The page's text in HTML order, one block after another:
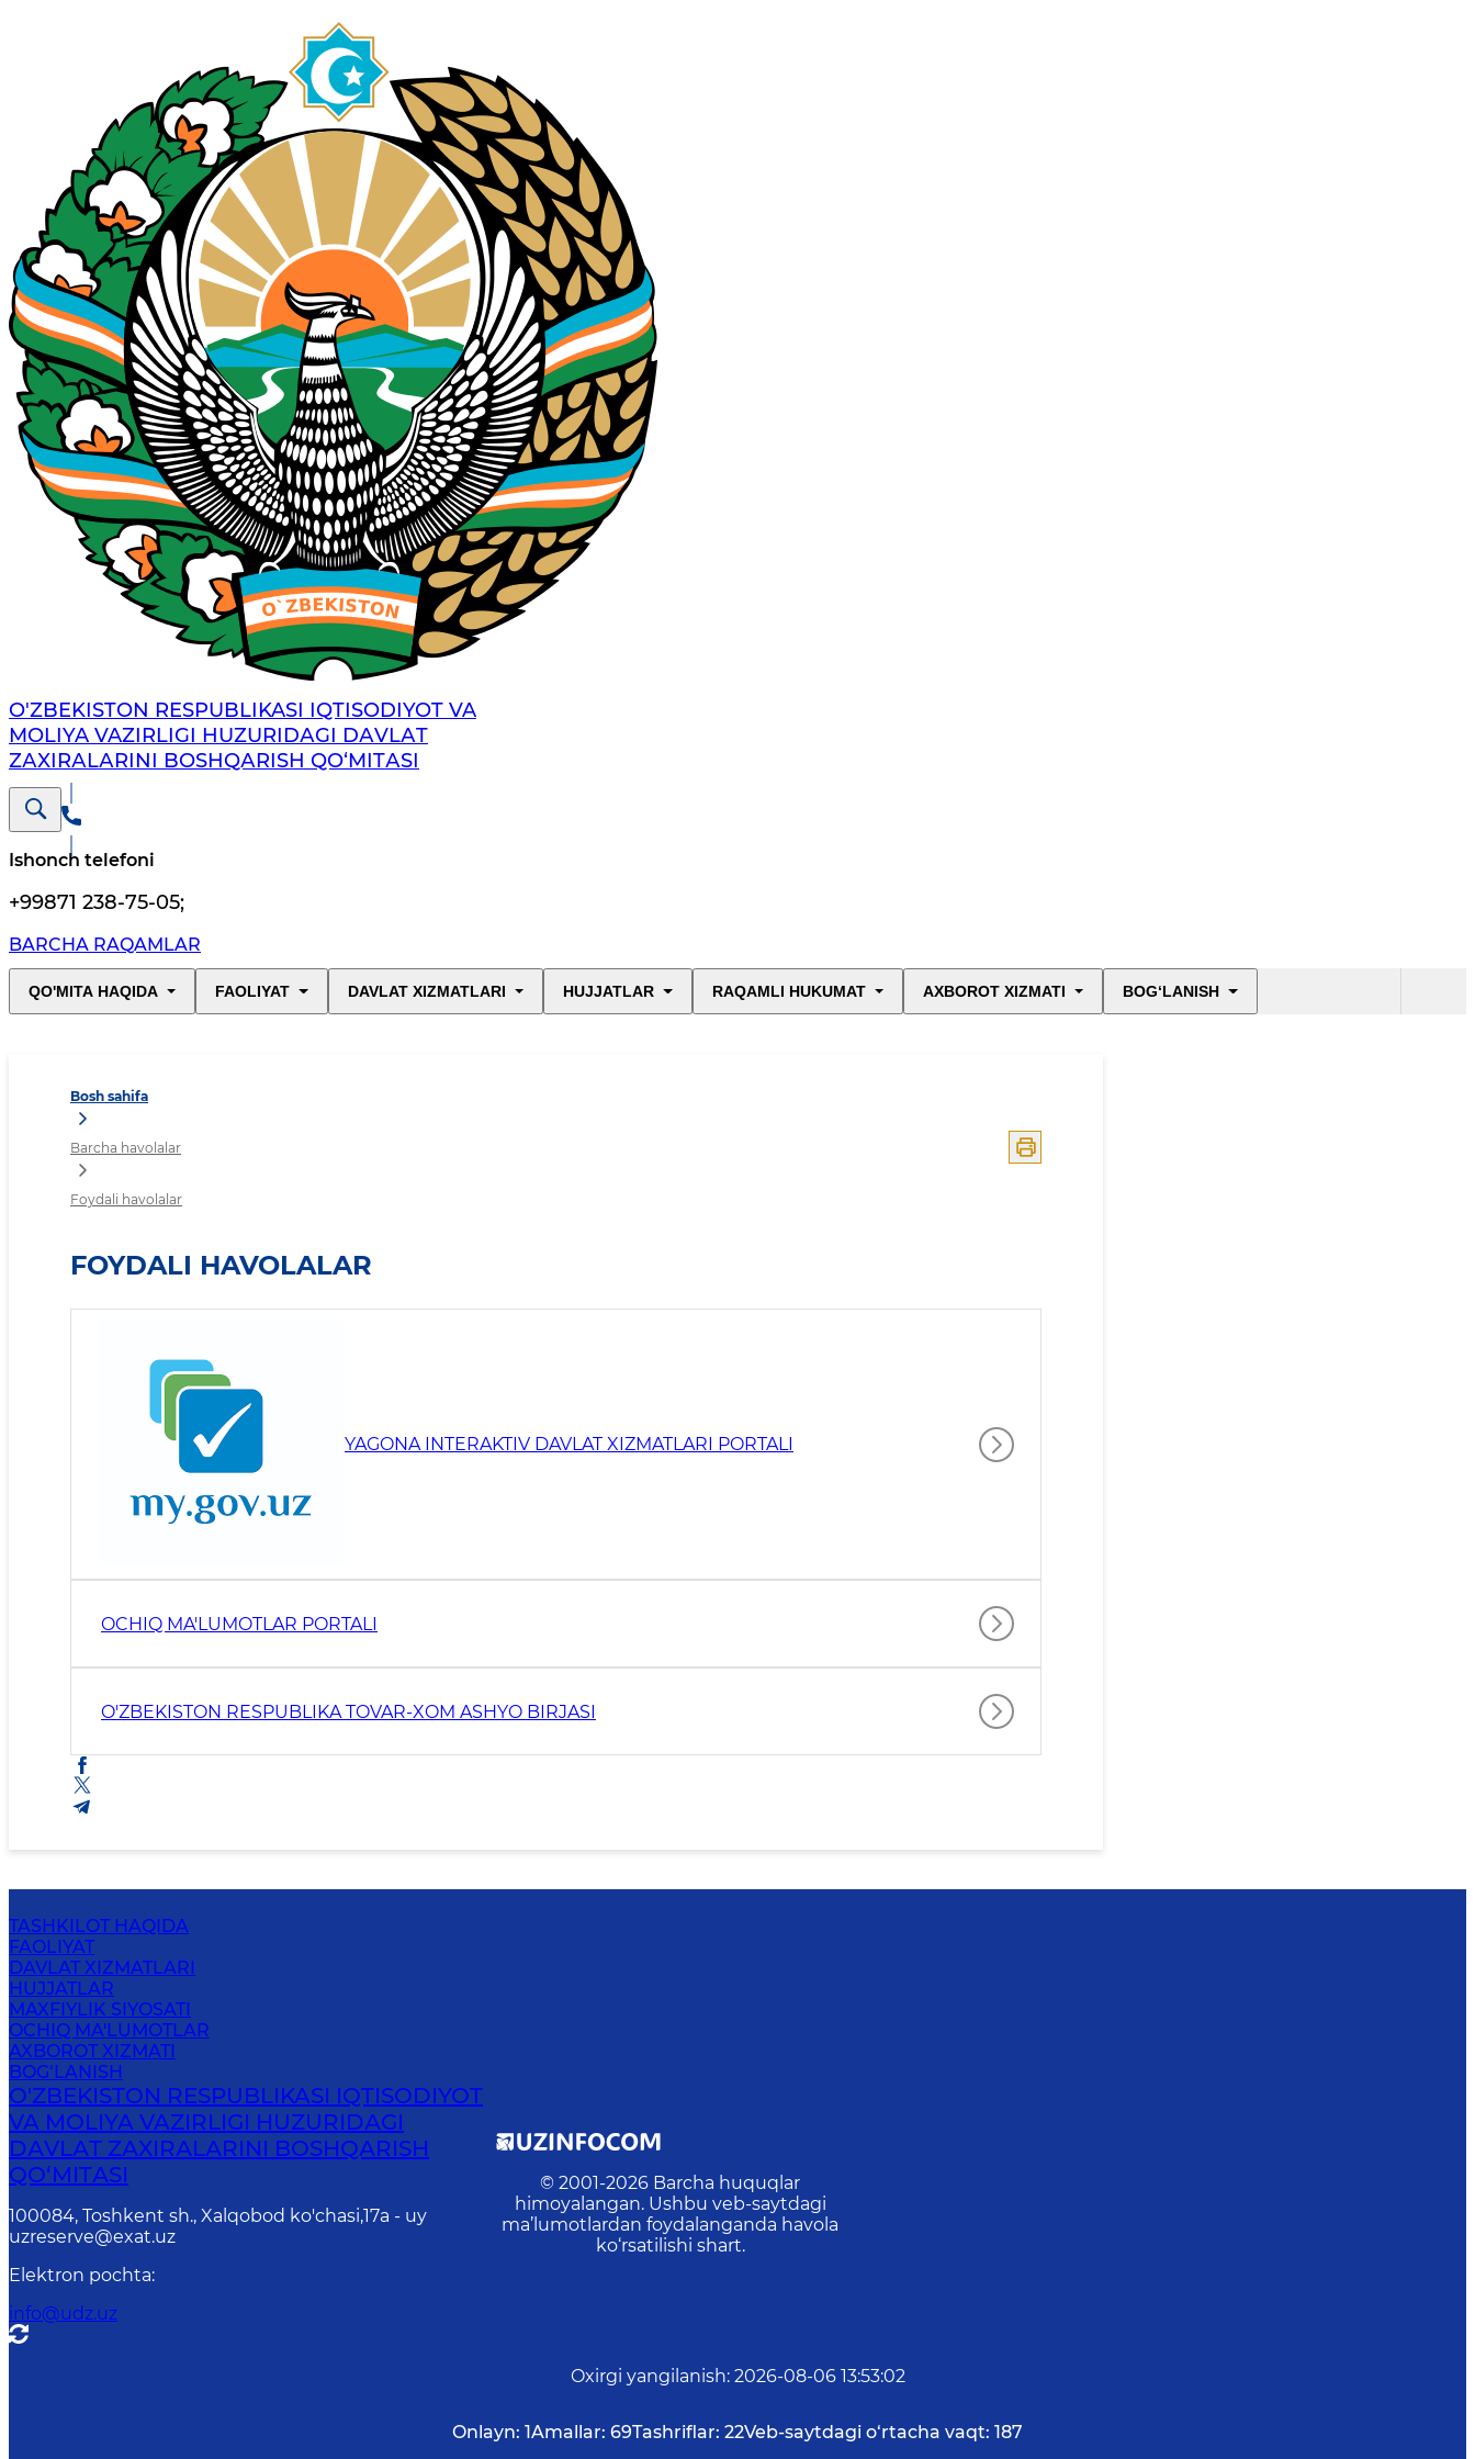
O'ZBEKISTON RESPUBLIKASI IQTISODIYOT VA
MOLIYA VAZIRLIGI HUZURIDАGI DАVLАT
ZАXIRАLАRINI BOSHQАRISH QO‘MITАSI
Ishonch telefoni
+99871 238-75-05;
BARCHA RAQAMLAR
QO'MITA HAQIDA FAOLIYAT DAVLAT XIZMATLARI HUJJATLAR RAQAMLI HUKUMAT AXBOROT XIZMATI BOG‘LANISH
Bosh sahifa
Barcha havolalar
Foydali havolalar
FOYDALI HAVOLALAR
YAGONA INTERAKTIV DAVLAT XIZMATLARI PORTALI
OCHIQ MA'LUMOTLAR PORTALI
O'ZBEKISTON RESPUBLIKA TOVAR-XOM ASHYO BIRJASI
TASHKILOT HAQIDA
FAOLIYAT
DAVLAT XIZMATLARI
HUJJATLAR
MAXFIYLIK SIYOSATI
OCHIQ MA'LUMOTLAR
AXBOROT XIZMATI
BOG‘LANISH
O'ZBEKISTON RESPUBLIKASI IQTISODIYOT
VA MOLIYA VAZIRLIGI HUZURIDАGI
DАVLАT ZАXIRАLАRINI BOSHQАRISH
QO‘MITАSI
100084, Toshkent sh., Xalqobod ko'chasi,17а - uy
uzreserve@exat.uz
Elektron pochta:
info@udz.uz
© 2001-2026 Barcha huquqlar
himoyalangan. Ushbu veb-saytdagi
ma’lumotlardan foydalanganda havola
ko‘rsatilishi shart.
Oxirgi yangilanish: 2026-08-06 13:53:02
Onlayn: 1Amallar: 69Tashriflar: 22Veb-saytdagi o‘rtacha vaqt: 187